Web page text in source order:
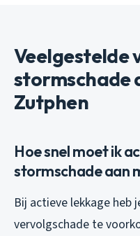
Veelgestelde
stormschade
Zutphen
Hoe snel moet ik
stormschade aan
Bij actieve lekkage heb
vervolgschade te